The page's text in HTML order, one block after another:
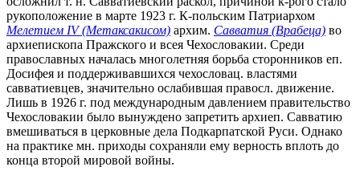
рукоположение в марте 1923 г. К-польским Патриархом
Мелетием IV (Метаксакисом) архим. Савватия (Врабеца) во
архиепископа Пражского и всея Чехословакии. Среди
православных началась многолетняя борьба сторонников еп.
Досифея и поддерживавшихся чехословац. властями
савватиевцев, значительно ослабившая правосл. движение.
Лишь в 1926 г. под международным давлением правительство
Чехословакии было вынуждено запретить архиеп. Савватию
вмешиваться в церковные дела Подкарпатской Руси. Однако
на практике мн. приходы сохраняли ему верность вплоть до
конца второй мировой войны.